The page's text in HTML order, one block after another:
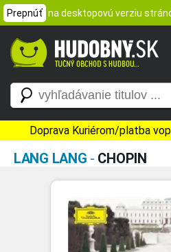
Prepnúť na desktopovú verziu
Doprava Kuriérom/platba
LANG LANG - CHOPIN